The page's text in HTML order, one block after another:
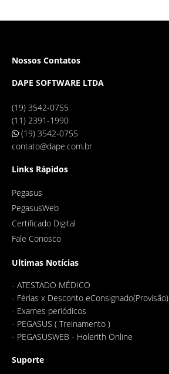
Nossos Contatos
DAPE SOFTWARE LTDA
(19) 3542-0755
(11) 2391-1990
(19) 3542-0755
contato@dape.com.br
Links Rápidos
Pegasus
PegasusWeb
Certificado Digital
Fale Conosco
Ultimas Notícias
- ATESTADO MÉDICO
- Férias x Desconto eConsignado(Provisão)
- Exames periódicos
- PEGASUS ( Treinamento )
- PEGASUSWEB - Holerith Online
Suporte